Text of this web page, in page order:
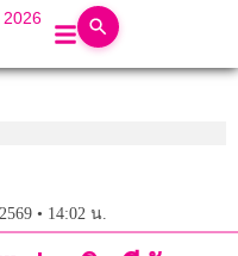
2026
• 14:02 น.